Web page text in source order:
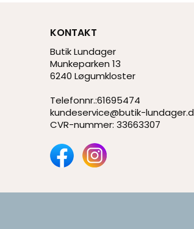
KONTAKT
Butik Lundager
Munkeparken 13
6240 Løgumkloster
Telefonnr.:61695474
kundeservice@butik-
CVR-nummer: 33663307